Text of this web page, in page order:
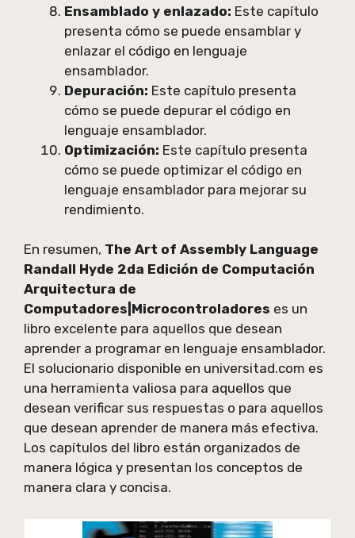
Ensamblado y enlazado: Este capítulo
presenta cómo se puede ensamblar y
enlazar el código en lenguaje
ensamblador.
Depuración: Este capítulo presenta
cómo se puede depurar el código en
lenguaje ensamblador.
Optimización: Este capítulo presenta
cómo se puede optimizar el código en
lenguaje ensamblador para mejorar su
rendimiento.
En resumen, The Art of Assembly Language
Randall Hyde 2da Edición de Computación
Arquitectura de
Computadores|Microcontroladores es un
libro excelente para aquellos que desean
aprender a programar en lenguaje ensamblador.
El solucionario disponible en universitad.com es
una herramienta valiosa para aquellos que
desean verificar sus respuestas o para aquellos
que desean aprender de manera más efectiva.
Los capítulos del libro están organizados de
manera lógica y presentan los conceptos de
manera clara y concisa.